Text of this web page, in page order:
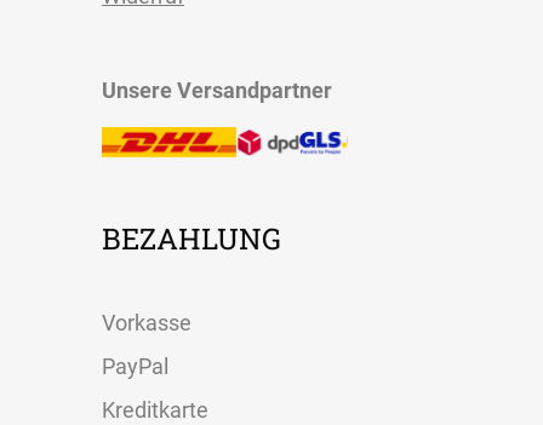
Unsere Versandpartner
BEZAHLUNG
Vorkasse
PayPal
Kreditkarte